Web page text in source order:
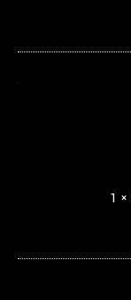
CS2
1 ×